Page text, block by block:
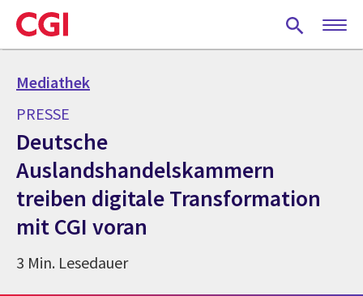
Skip
to
main
Mediathek
PRESSE
Deutsche
Auslandshandelskammern
treiben digitale Transformation
mit CGI voran
3 Min. Lesedauer